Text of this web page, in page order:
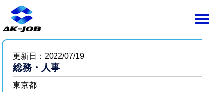
更新日：2022/07/19
総務・人事
東京都